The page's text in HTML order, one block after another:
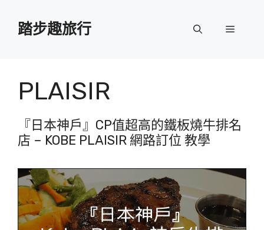
踏步趣旅行 選
PLAISIR
『日本神戶』CP值超高的鐵板燒牛排名
店 – KOBE PLAISIR 網路訂位 教學